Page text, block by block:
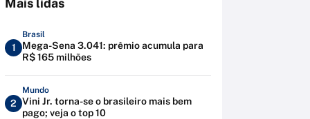
Mais lidas
1
Brasil
Mega-Sena 3.041: prêmio acumula para
R$ 165 milhões
2
Mundo
Vini Jr. torna-se o brasileiro mais bem
pago; veja o top 10